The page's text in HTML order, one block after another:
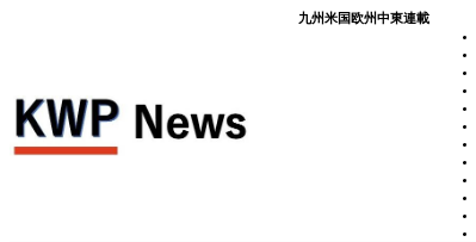
九州米国欧州中東連載